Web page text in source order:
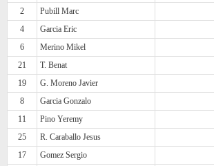
2
Pubill Marc
4
Garcia Eric
6
Merino Mikel
21
T. Benat
19
G. Moreno Javier
8
Garcia Gonzalo
11
Pino Yeremy
25
R. Caraballo Jesus
17
Gomez Sergio